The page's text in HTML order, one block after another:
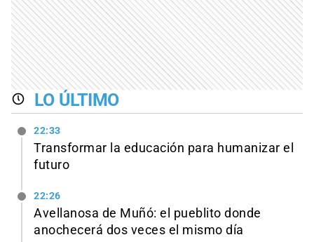
LO ÚLTIMO
22:33
Transformar la educación para humanizar el
futuro
22:26
Avellanosa de Muñó: el pueblito donde
anochecerá dos veces el mismo día